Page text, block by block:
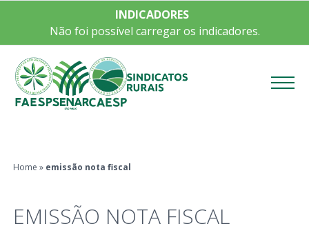
INDICADORES
Não foi possível carregar os indicadores.
Home » emissão nota fiscal
EMISSÃO NOTA FISCAL